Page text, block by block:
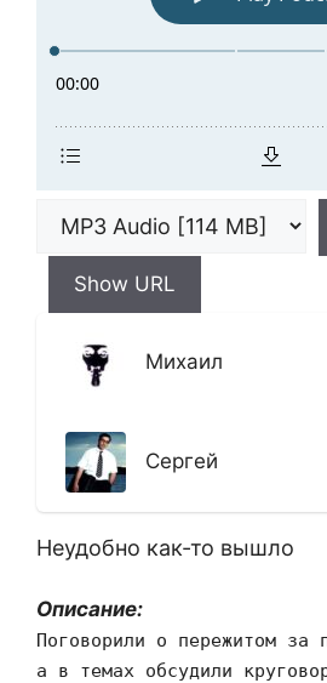
Show URL
Михаил
Сергей
Неудобно как-то вышло
Описание:
Поговорили о пережитом за
а в темах обсудили